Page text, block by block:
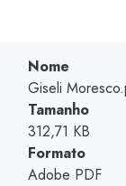
Nome
Giseli
Tamanho
312,71 KB
Formato
Adobe PDF